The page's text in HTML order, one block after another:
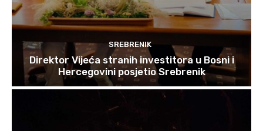
SREBRENIK
Direktor Vijeća stranih investitora u Bosni i
Hercegovini posjetio Srebrenik